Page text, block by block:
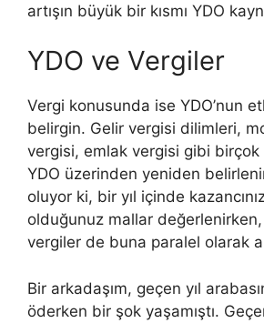
artışın büyük bir kısmı YDO
YDO ve Vergiler
Vergi konusunda ise YDO’nun
belirgin. Gelir vergisi dilimleri,
vergisi, emlak vergisi gibi birçok
YDO üzerinden yeniden
oluyor ki, bir yıl içinde
olduğunuz mallar
vergiler de buna paralel olarak
Bir arkadaşım, geçen yıl
öderken bir şok yaşamıştı.